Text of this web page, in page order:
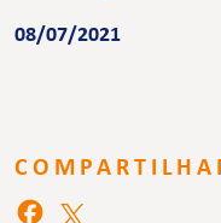
08/07/2021